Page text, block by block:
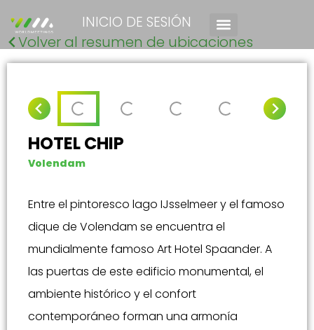
INICIO DE SESIÓN
Volver al resumen de ubicaciones
HOTEL CHIP
Volendam
Entre el pintoresco lago IJsselmeer y el famoso
dique de Volendam se encuentra el
mundialmente famoso Art Hotel Spaander. A
las puertas de este edificio monumental, el
ambiente histórico y el confort
contemporáneo forman una armonía